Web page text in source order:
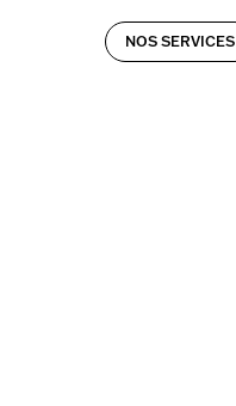
NOS SERVICES